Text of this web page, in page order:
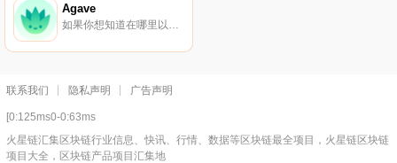
Agave
如果你想知道在哪里以当前价格购买Agave,目前交易{Agave]股票的顶级加密货币交易所是Swapr（Gnosis）、Honeyswap和Symmetric（XDAI）。您可以在我们的加密货币交易所页面上找到其他列表.
联系我们 隐私声明 广告声明
[0:125ms0-0:63ms
火星链汇集区块链行业信息、快讯、行情、数据等区块链最全项目，火星链区块链
项目大全，区块链产品项目汇集地